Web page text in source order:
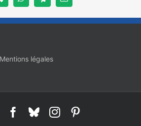
WhatsAppTelegramEmail
Mentions légales
Facebook
BlueskyInstagram